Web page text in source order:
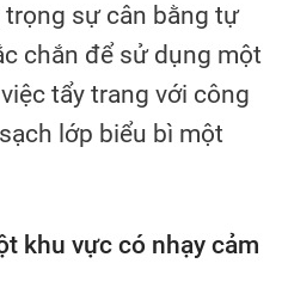
sự cân bằng tự
chắn để sử dụng một
tẩy trang với công
lớp biểu bì một
khu vực có nhạy cảm